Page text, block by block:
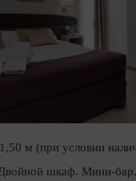
м (при условии
шкаф. Мини-